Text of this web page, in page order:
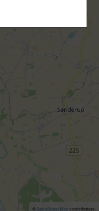
© OpenStreetMapcontributors.